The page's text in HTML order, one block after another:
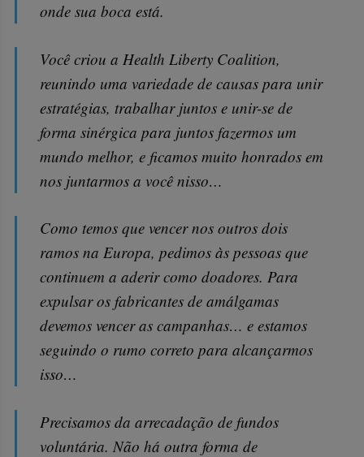
onde sua boca está.
Você criou a Health Liberty Coalition,
reunindo uma variedade de causas para unir
estratégias, trabalhar juntos e unir-se de
forma sinérgica para juntos fazermos um
mundo melhor, e ficamos muito honrados em
nos juntarmos a você nisso…
Como temos que vencer nos outros dois
ramos na Europa, pedimos às pessoas que
continuem a aderir como doadores. Para
expulsar os fabricantes de amálgamas
devemos vencer as campanhas… e estamos
seguindo o rumo correto para alcançarmos
isso…
Precisamos da arrecadação de fundos
voluntária. Não há outra forma de